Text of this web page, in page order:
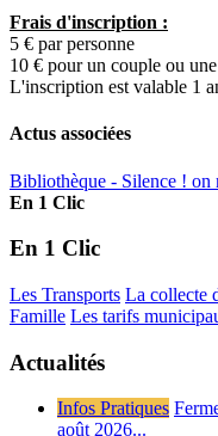
Frais d'inscription :
5 € par personne
10 € pour un couple ou
L'inscription est valable 1
Actus associées
Bibliothèque - Silence ! on
En 1 Clic
En 1 Clic
Les Transports La collecte
Famille Les tarifs
Actualités
Infos Pratiques
août 2026...